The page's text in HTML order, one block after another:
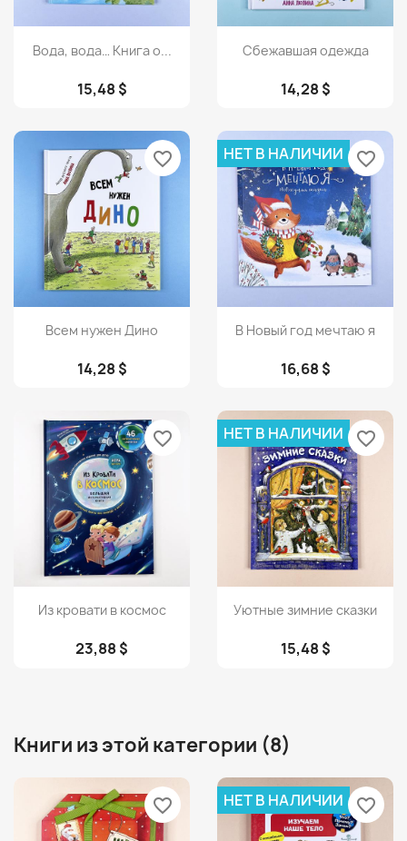
Просмотр
Вода, вода… Книга о...
15,48 $
Просмотр
Сбежавшая одежда
14,28 $
Просмотр
Всем нужен Дино
14,28 $
favorite_border
Просмотр
В Новый год мечтаю я
16,68 $
НЕТ В НАЛИЧИИ favorite_border
Просмотр
Из кровати в космос
23,88 $
favorite_border
Просмотр
Уютные зимние сказки
15,48 $
НЕТ В НАЛИЧИИ favorite_border
Книги из этой категории (8)
favorite_border НЕТ В НАЛИЧИИ favorite_border